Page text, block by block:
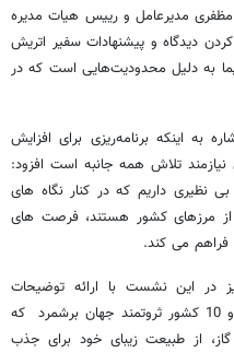
مدیرعامل و رییس هیات مدیره
دیدگاه و پیشنهادات سفیر اتریش
به دلیل محدودیت‌هایی است که در
به اینکه برنامه‌ریزی برای افزایش
تلاش همه جانبه است افزود:
نظیری داریم که در کنار نگاه های
از مرزهای کشور هستند، فرصت های
می کند.
در این نشست با ارائه توضیحات
مختصری از تاریخ اتریش، این کشور را جزو 10 کشور ثروتمند جهان برشمرد که
از طبیعت زیبای خود برای جذب